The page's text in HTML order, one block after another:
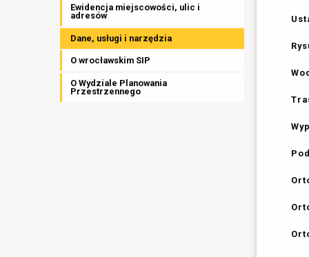
Ewidencja miejscowości, ulic i
adresów
Dane, usługi i narzędzia
O wrocławskim SIP
O Wydziale Planowania
Przestrzennego